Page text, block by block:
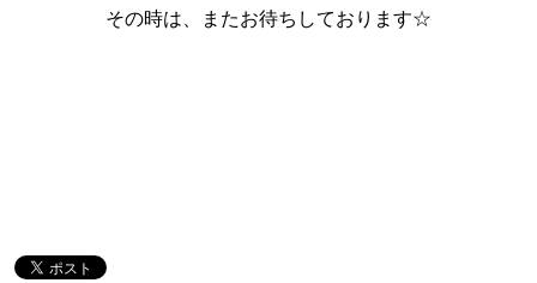
その時は、またお待ちしております☆